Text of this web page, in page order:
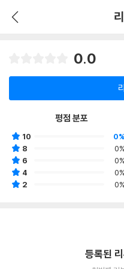
0.0
평점 분포
10
0%
8
0%
6
0%
4
0%
2
0%
등록된